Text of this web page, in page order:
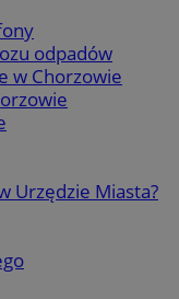
odpadów
w Chorzowie
Urzędzie Miasta?